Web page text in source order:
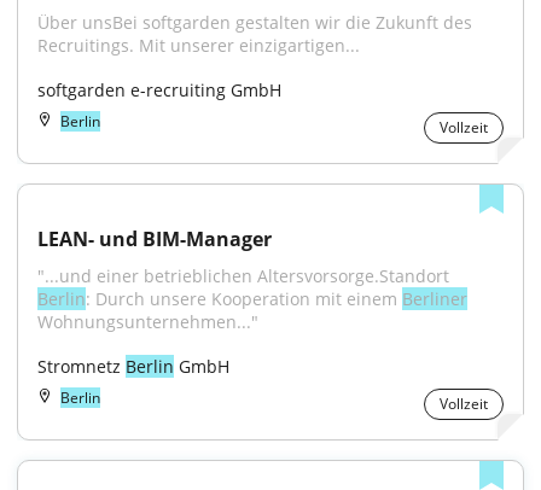
Über unsBei softgarden gestalten wir die Zukunft des
Recruitings. Mit unserer einzigartigen...
softgarden e-recruiting GmbH
Berlin Vollzeit
LEAN- und BIM-Manager
Berlin: Durch unsere Kooperation mit einem Berliner
Wohnungsunternehmen..."
Stromnetz Berlin GmbH
Berlin Vollzeit